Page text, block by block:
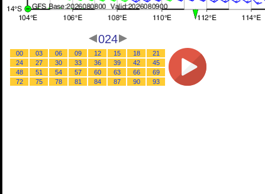
024
00 03 06 09 12 15 18
21
24
27 30 33 36 39 42
45
48
51 54 57 60 63 66
69
72
75 78 81 84 87 90 93